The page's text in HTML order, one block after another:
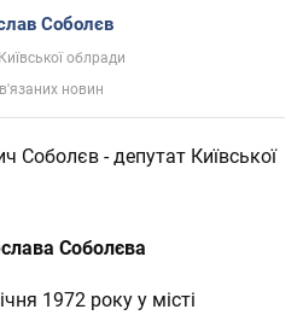
Соболєв
облради
новин
Соболєв - депутат Київської
Соболєва
1972 року у місті